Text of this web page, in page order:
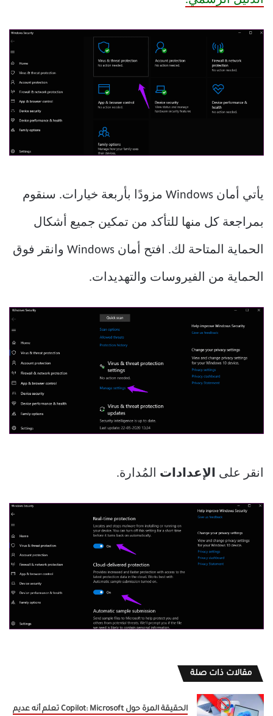
يأتي أمان Windows مزودًا بأربعة خيارات. سنقوم
بمراجعة كل منها للتأكد من تمكين جميع أشكال
الحماية المتاحة لك. افتح أمان Windows وانقر فوق
الحماية من الفيروسات والتهديدات.
انقر على الإعدادات المُدارة.
مقالات ذات صلة
الحقيقة المرة حول Copilot: Microsoft تعلم أنه عديم